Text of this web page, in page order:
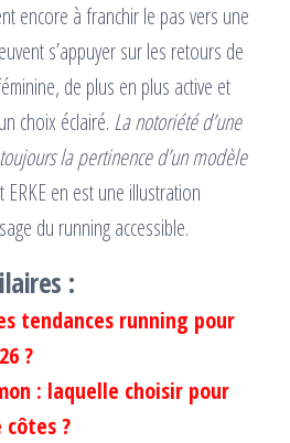
encore à franchir le pas vers une
s’appuyer sur les retours de
de plus en plus active et
choix éclairé. La notoriété d’une
la pertinence d’un modèle
ERKE en est une illustration
du running accessible.
:
tendances running pour
?
: laquelle choisir pour
côtes ?